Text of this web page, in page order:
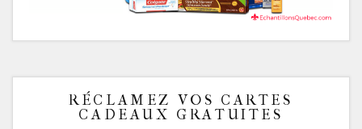
RÉCLAMEZ VOS CARTES
CADEAUX GRATUITES